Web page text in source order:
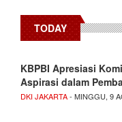
TODAY
KBPBI Apresiasi
Aspirasi dalam
DKI JAKARTA- MINGGU, 9